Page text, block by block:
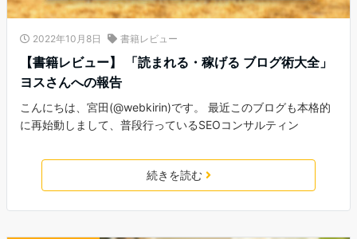
2022年10月8日 書籍レビュー
【書籍レビュー】 「読まれる・稼げる ブログ術大全」
ヨスさんへの報告
こんにちは、宮田(@webkirin)です。 最近このブログも本格的
に再始動しまして、普段行っているSEOコンサルティン
続きを読む